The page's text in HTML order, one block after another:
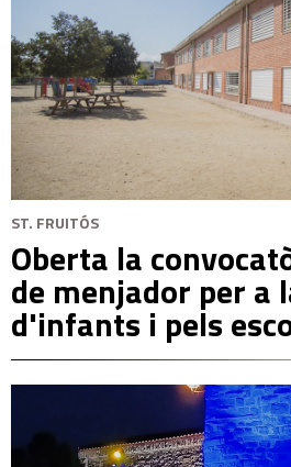
ST. FRUITÓS
Oberta la
de menjador per a
d'infants i pels